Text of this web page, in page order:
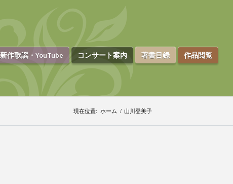
新作歌謡・YouTube コンサート案内 著書目録 作品閲覧
現在位置: ホーム / 山川登美子